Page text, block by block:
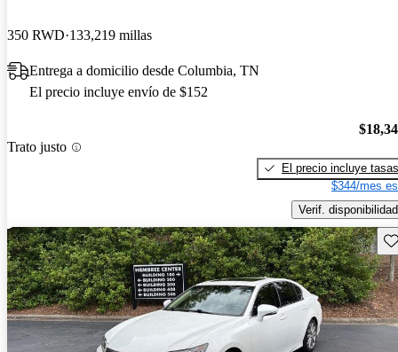
350 RWD 133,219 millas
Entrega a domicilio desde Columbia, TN
El precio incluye envío de $152
Trato justo
El precio incluye tasas
$344/mes
Verif. disponibilidad